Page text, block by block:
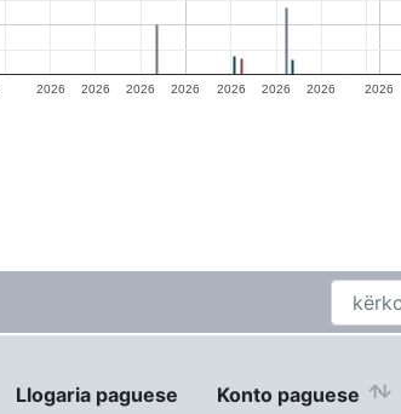
2026 2026
2026 2026 2026 2026 2026 2026
Llogaria paguese Konto paguese